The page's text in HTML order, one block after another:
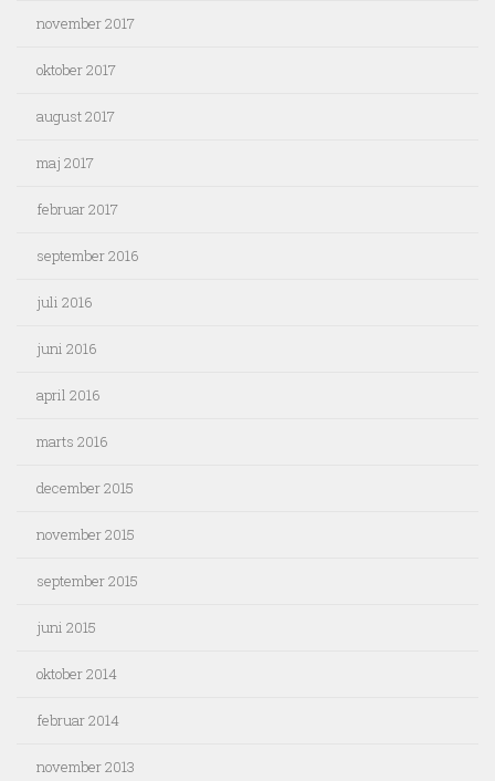
november 2017
oktober 2017
august 2017
maj 2017
februar 2017
september 2016
juli 2016
juni 2016
april 2016
marts 2016
december 2015
november 2015
september 2015
juni 2015
oktober 2014
februar 2014
november 2013